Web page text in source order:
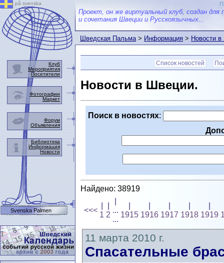
Проект, он же виртуальный клуб, создан для
и сочетания Швеции и Русскоязычных...
Шведская Пальма>Информация>Новости
Список новостей
Новости в Швеции.
Поиск в новостях:
Найдено: 38919
<<<
1 2
...
...
1915 1916 1917 1918 1919
11 марта 2010 г.
Спасательные
på svenska
Клуб
Мероприятия
Посетители
Фотографии
Маркет
Форум
Объявления
Библиотека
Информация
Новости
Svenska Palmen